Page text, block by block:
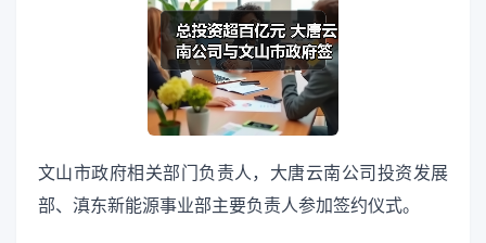
文山市政府相关部门负责人，大唐云南公司投资发展
部、滇东新能源事业部主要负责人参加签约仪式。